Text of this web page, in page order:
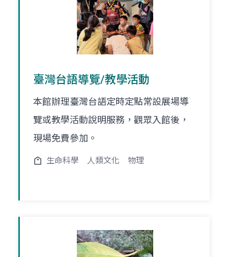
臺灣台語導覽/教學活動
本館辦理臺灣台語定時定點常設展場導
覽或教學活動說明服務，觀眾入館後，
現場免費參加。
生命科學 人類文化 物理